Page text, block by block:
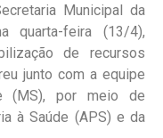
Municipal da
quarta-feira (13/4),
de recursos
junto com a equipe
(MS), por meio de
à Saúde (APS) e da